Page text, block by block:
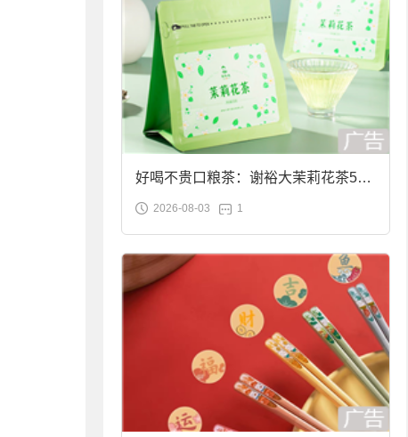
好喝不贵口粮茶：谢裕大茉莉花茶50g
袋装9.9元到手
2026-08-03 1